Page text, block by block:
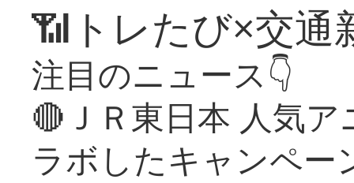
📶トレたび×交通
注目のニュース👇
🔴ＪＲ東日本 人気
ラボしたキャンペー